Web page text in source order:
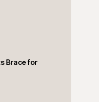
Brace for